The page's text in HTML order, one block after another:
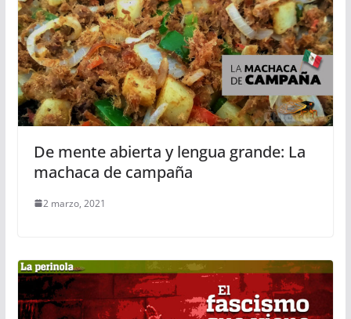
De mente abierta y lengua grande: La
machaca de campaña
2 marzo, 2021